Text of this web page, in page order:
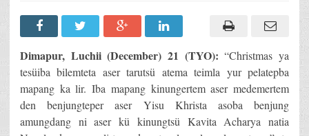
Dimapur, Luchii (December) 21 (TYO): “Christmas ya
tesüiba bilemteta aser tarutsü atema teimla yur pelatepba
mapang ka lir. Iba mapang kinungertem aser medemertem
den benjungteper aser Yisu Khrista asoba benjung
amungdang ni aser kü kinungtsü Kavita Acharya natia